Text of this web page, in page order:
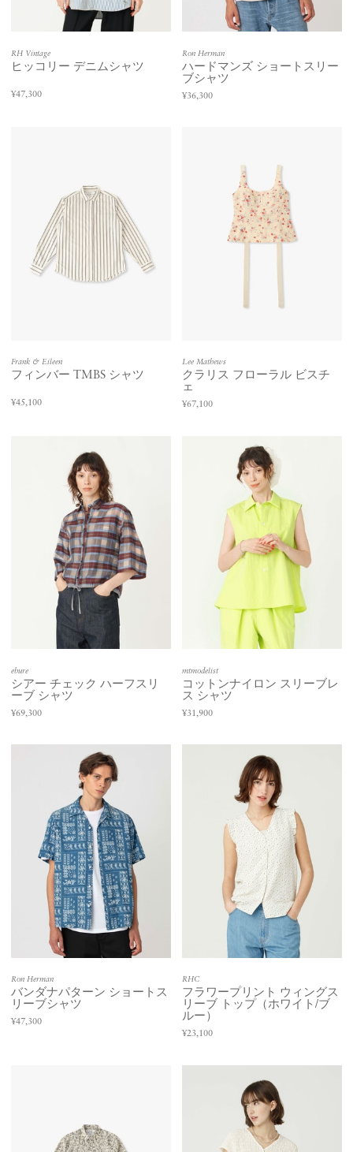
RH Vintage
ヒッコリー デニムシャツ
¥47,300
Ron Herman
ハードマンズ ショートスリー
ブシャツ
¥36,300
Frank & Eileen
フィンバー TMBS シャツ
¥45,100
Lee Mathews
クラリス フローラル ビスチ
ェ
¥67,100
ebure
シアー チェック ハーフスリ
ーブ シャツ
¥69,300
mtmodelist
コットンナイロン スリーブレ
ス シャツ
¥31,900
Ron Herman
バンダナパターン ショートス
リーブシャツ
¥47,300
RHC
フラワープリント ウィングス
リーブ トップ（ホワイト/ブ
ルー）
¥23,100